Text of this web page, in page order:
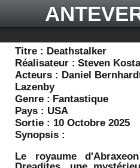
Titre : Deathstalker
Réalisateur : Steven
Acteurs : Daniel
Lazenby
Genre : Fantastique
Pays : USA
Sortie : 10 Octobre 2025
Synopsis :
Le royaume